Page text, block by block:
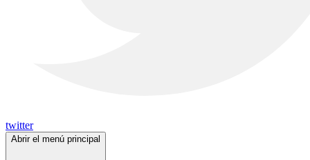
twitter
Abrir el menú principal